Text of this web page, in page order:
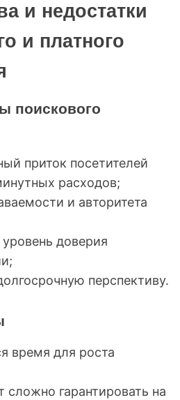
и недостатки
и платного
поискового
приток посетителей
расходов;
и авторитета
доверия
перспективу.
время для роста
сложно гарантировать на